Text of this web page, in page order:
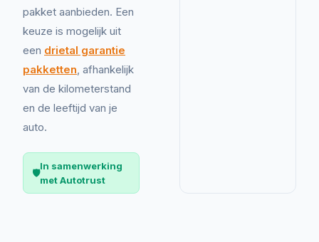
pakket aanbieden. Een
keuze is mogelijk uit
een drietal garantie
pakketten, afhankelijk
van de kilometerstand
en de leeftijd van je
auto.
🛡️
In samenwerking
met Autotrust